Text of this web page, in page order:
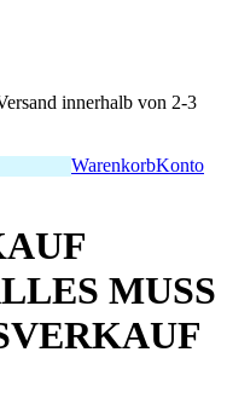
innerhalb von 2-3
WarenkorbKonto
MUSS